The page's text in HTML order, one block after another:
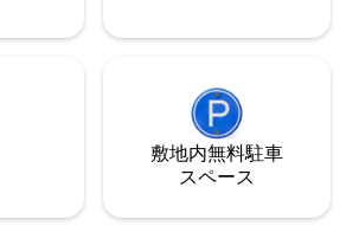
敷地内無料駐⁠車
ス⁠ペ⁠ー⁠ス